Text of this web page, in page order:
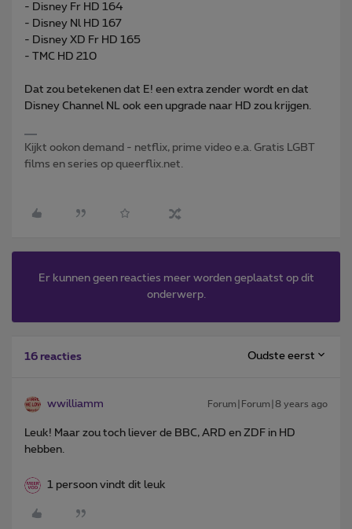
- Disney Fr HD 164
- Disney Nl HD 167
- Disney XD Fr HD 165
- TMC HD 210
Dat zou betekenen dat E! een extra zender wordt en dat
Disney Channel NL ook een upgrade naar HD zou krijgen.
Kijkt ookon demand - netflix, prime video e.a. Gratis LGBT
films en series op queerflix.net.
Er kunnen geen reacties meer worden geplaatst op dit
onderwerp.
16 reacties Oudste eerst
wwilliamm Forum|Forum|8 years ago
Leuk! Maar zou toch liever de BBC, ARD en ZDF in HD
hebben.
1 persoon vindt dit leuk